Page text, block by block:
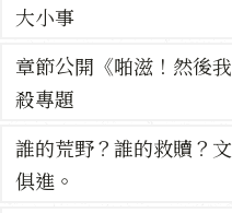
大小事
章節公開《啪滋！然後
殺專題
誰的荒野？誰的救贖？
俱進。